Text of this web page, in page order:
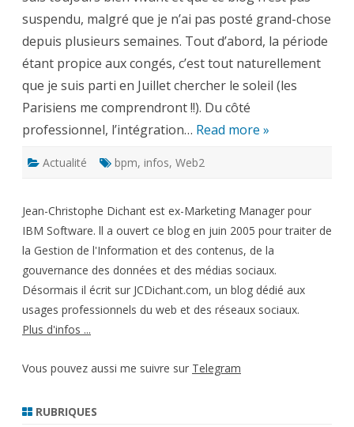
suspendu, malgré que je n’ai pas posté grand-chose
depuis plusieurs semaines. Tout d’abord, la période
étant propice aux congés, c’est tout naturellement
que je suis parti en Juillet chercher le soleil (les
Parisiens me comprendront !!). Du côté
professionnel, l’intégration… Read more »
Actualité bpm, infos, Web2
Jean-Christophe Dichant est ex-Marketing Manager pour
IBM Software. ll a ouvert ce blog en juin 2005 pour traiter de
la Gestion de l'Information et des contenus, de la
gouvernance des données et des médias sociaux.
Désormais il écrit sur JCDichant.com, un blog dédié aux
usages professionnels du web et des réseaux sociaux.
Plus d'infos ...
Vous pouvez aussi me suivre sur Telegram
RUBRIQUES